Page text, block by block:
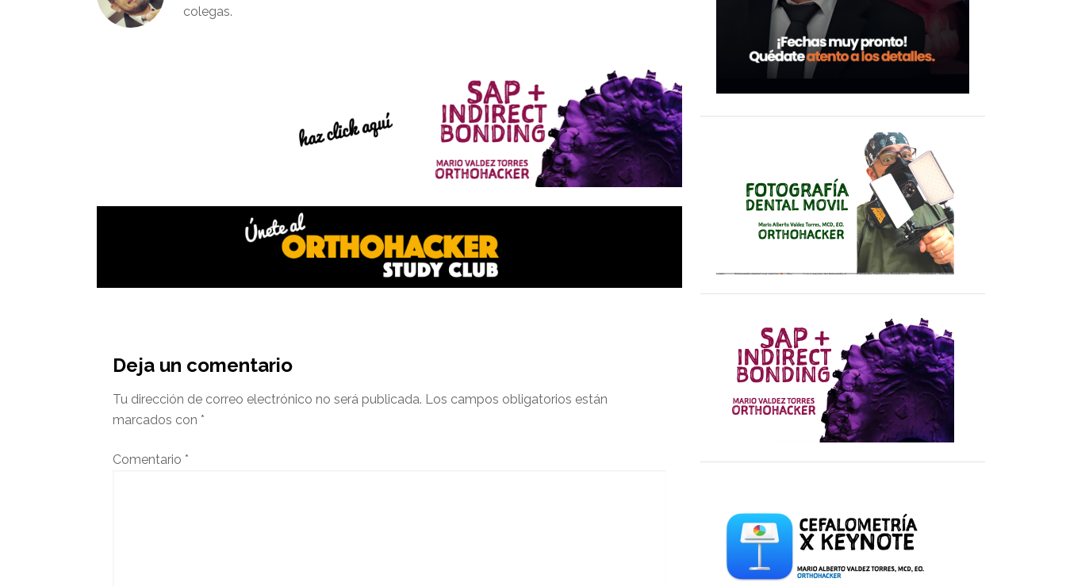
colegas.
del
lector
Deja un comentario
Tu dirección de correo electrónico no será publicada. Los campos obligatorios están
marcados con *
Comentario *